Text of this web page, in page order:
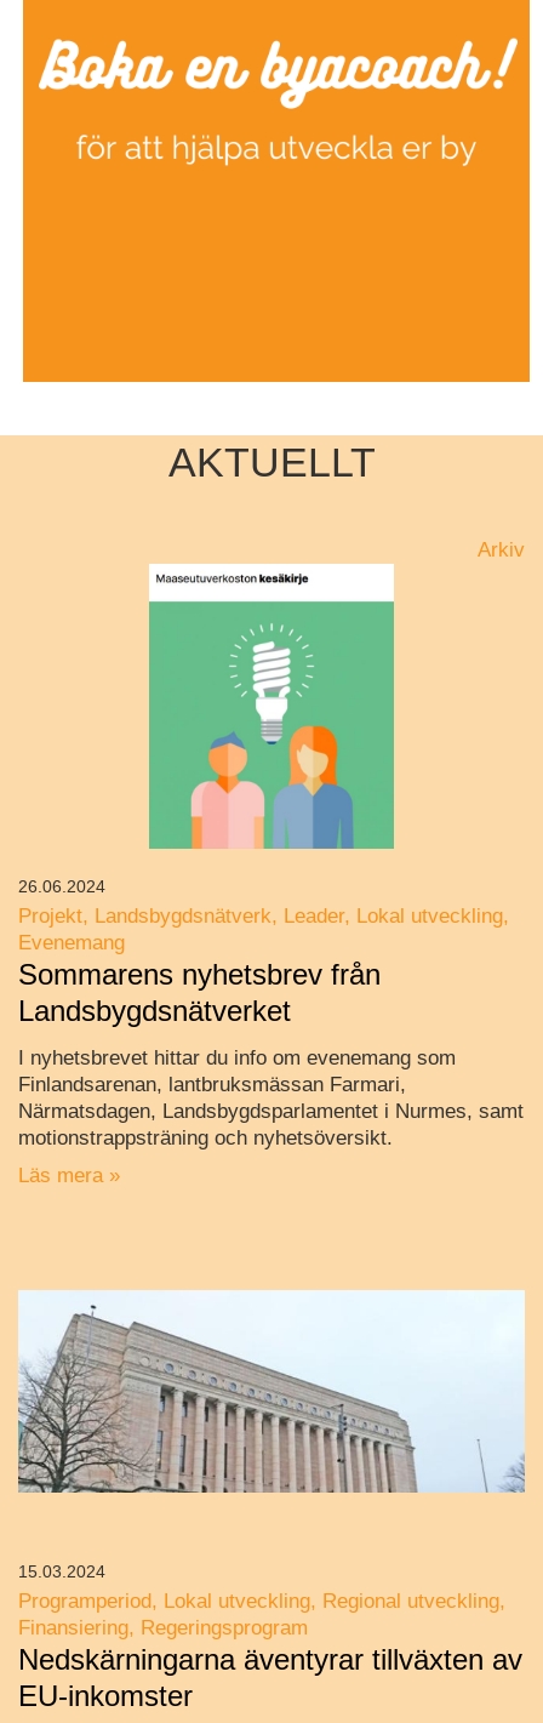
AKTUELLT
Arkiv
Projekt Landsbygdsnätverk Leader Lokal utveckling
Evenemang
Sommarens nyhetsbrev från
Landsbygdsnätverket
I nyhetsbrevet hittar du info om evenemang som
Finlandsarenan, lantbruksmässan Farmari,
Närmatsdagen, Landsbygdsparlamentet i Nurmes, samt
motionstrappsträning och nyhetsöversikt.
Läs mera »
26.06.2024
Programperiod Lokal utveckling
Regional utveckling
Finansiering
Regeringsprogram
Nedskärningarna äventyrar tillväxten av
EU-inkomster
15.03.2024